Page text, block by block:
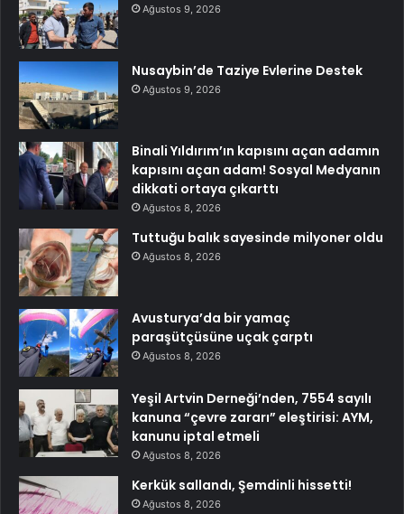
Ağustos 9, 2026
Nusaybin’de Taziye Evlerine Destek
Ağustos 9, 2026
Binali Yıldırım’ın kapısını açan adamın
kapısını açan adam! Sosyal Medyanın
dikkati ortaya çıkarttı
Ağustos 8, 2026
Tuttuğu balık sayesinde milyoner oldu
Ağustos 8, 2026
Avusturya’da bir yamaç
paraşütçüsüne uçak çarptı
Ağustos 8, 2026
Yeşil Artvin Derneği’nden, 7554 sayılı
kanuna “çevre zararı” eleştirisi: AYM,
kanunu iptal etmeli
Ağustos 8, 2026
Kerkük sallandı, Şemdinli hissetti!
Ağustos 8, 2026